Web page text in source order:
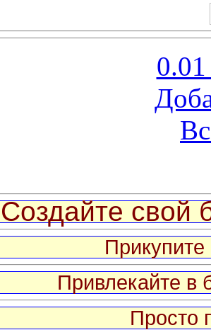
Создайте свой
Привлекайте в
Просто